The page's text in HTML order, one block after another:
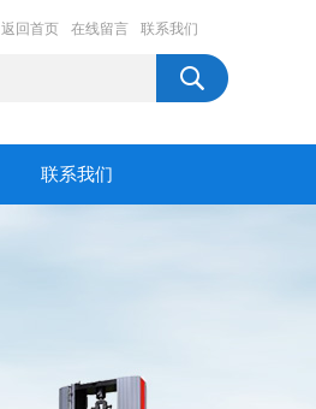
返回首页 在线留言 联系我们
联系我们